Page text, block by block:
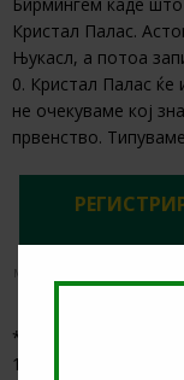
Бирмингем каде
Кристал Палас.
Њукасл, а потоа
0. Кристал Палас
не очекуваме кој
првенство.
Мин. депозит: €5. Бесплатните
временски
*Коефициентите од
14:00 часот*